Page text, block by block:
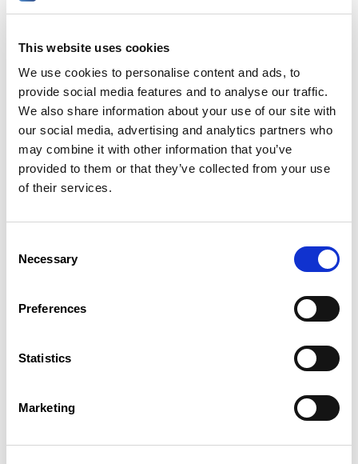
This website uses cookies
We use cookies to personalise content and ads, to
provide social media features and to analyse our traffic.
We also share information about your use of our site with
our social media, advertising and analytics partners who
may combine it with other information that you’ve
provided to them or that they’ve collected from your use
of their services.
Selection
Necessary
Preferences
Statistics
Marketing
infas - Rapport FR
infas - Rapport DE
Quality of Work Index Luxembourg 2019